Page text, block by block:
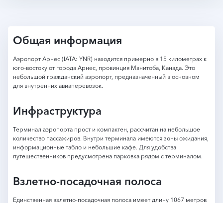
Общая информация
Аэропорт Арнес (IATA: YNR) находится примерно в 15 километрах к
юго-востоку от города Арнес, провинция Манитоба, Канада. Это
небольшой гражданский аэропорт, предназначенный в основном
для внутренних авиаперевозок.
Инфраструктура
Терминал аэропорта прост и компактен, рассчитан на небольшое
количество пассажиров. Внутри терминала имеются зоны ожидания,
информационные табло и небольшие кафе. Для удобства
путешественников предусмотрена парковка рядом с терминалом.
Взлетно-посадочная полоса
Единственная взлетно-посадочная полоса имеет длину 1067 метров